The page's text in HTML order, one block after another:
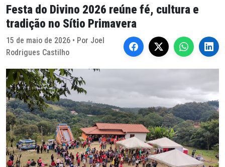
Festa do Divino 2026 reúne fé, cultura e
tradição no Sítio Primavera
15 de maio de 2026 • Por Joel
Rodrigues Castilho